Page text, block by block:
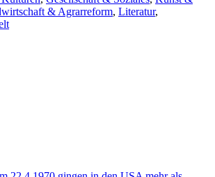
& Agrarreform, Literatur,